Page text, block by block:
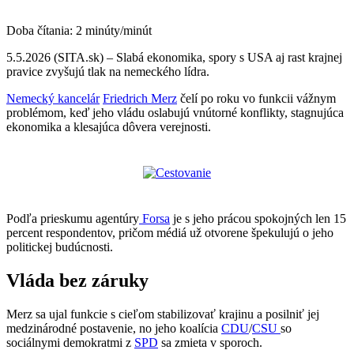
Doba čítania: 2 minúty/minút
5.5.2026 (SITA.sk) – Slabá ekonomika, spory s USA aj rast krajnej
pravice zvyšujú tlak na nemeckého lídra.
Nemecký kancelár Friedrich Merz čelí po roku vo funkcii vážnym
problémom, keď jeho vládu oslabujú vnútorné konflikty, stagnujúca
ekonomika a klesajúca dôvera verejnosti.
Podľa prieskumu agentúry Forsa je s jeho prácou spokojných len 15
percent respondentov, pričom médiá už otvorene špekulujú o jeho
politickej budúcnosti.
Vláda bez záruky
Merz sa ujal funkcie s cieľom stabilizovať krajinu a posilniť jej
medzinárodné postavenie, no jeho koalícia CDU/CSU so
sociálnymi demokratmi z SPD sa zmieta v sporoch.